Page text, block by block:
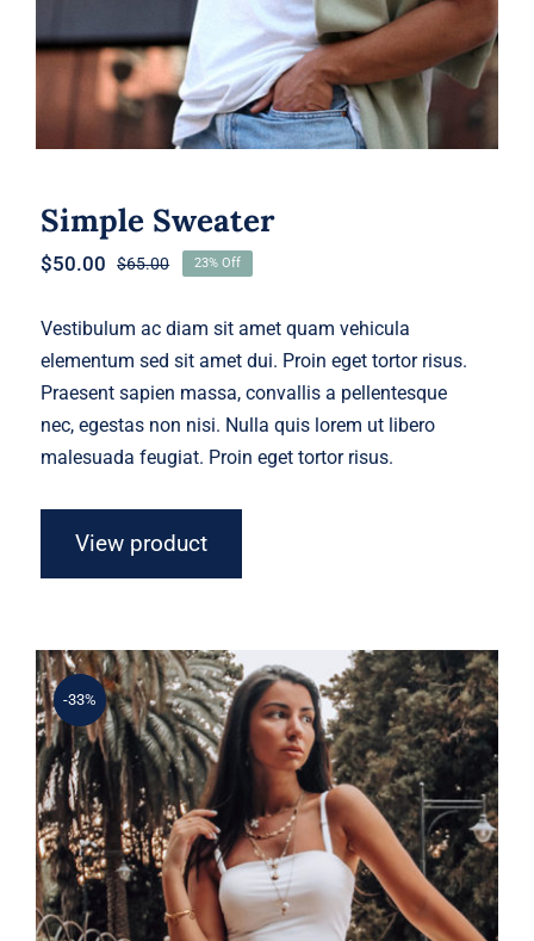
Simple Sweater
$65.00Original
was:
$50.00
Current
is:
23% Off
Vestibulum ac diam sit amet quam vehicula
elementum sed sit amet dui. Proin eget tortor risus.
Praesent sapien massa, convallis a pellentesque
nec, egestas non nisi. Nulla quis lorem ut libero
malesuada feugiat. Proin eget tortor risus.
View product
-33%
Simple Tank Top